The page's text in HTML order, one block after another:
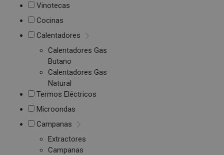
Vinotecas
Cocinas
Calentadores
Calentadores Gas
Butano
Calentadores Gas
Natural
Termos Eléctricos
Microondas
Campanas
Extractores
Campanas